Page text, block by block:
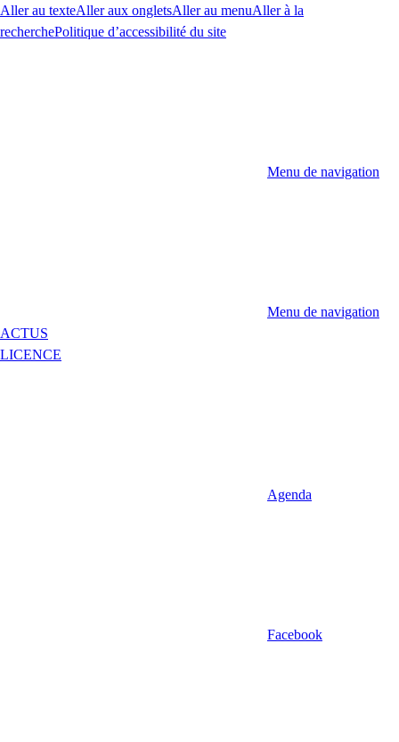
Aller au texteAller aux ongletsAller au menuAller à la
recherchePolitique d’accessibilité du site
Menu de navigation
Menu de navigation
ACTUS
LICENCE
Agenda
Facebook